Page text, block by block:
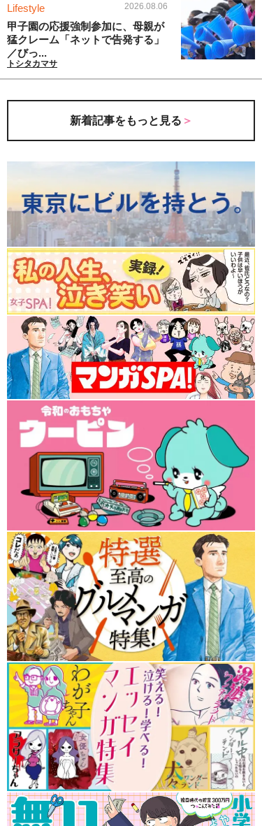
Lifestyle 2026.08.06
甲子園の応援強制参加に、母親が
猛クレーム「ネットで告発する」
／びっ...
トシタカマサ
新着記事をもっと見る